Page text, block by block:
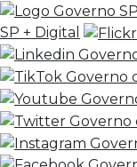
SP + Digital